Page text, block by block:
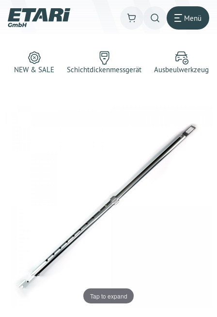
Menü
NEW & SALE Schichtdickenmessgerät Ausbeulwerkzeug
Tap to expand